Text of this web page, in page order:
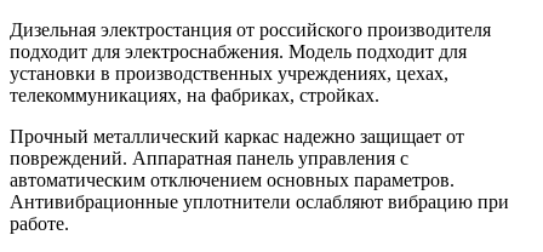
Дизельная электростанция от российского производителя
подходит для электроснабжения. Модель подходит для
установки в производственных учреждениях, цехах,
телекоммуникациях, на фабриках, стройках.
Прочный металлический каркас надежно защищает от
повреждений. Аппаратная панель управления с
автоматическим отключением основных параметров.
Антивибрационные уплотнители ослабляют вибрацию при
работе.